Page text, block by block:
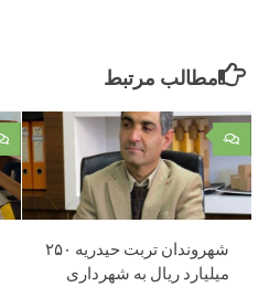
مطالب مرتبط
۰
شهروندان تربت حیدریه ۲۵۰
میلیارد ریال به شهرداری